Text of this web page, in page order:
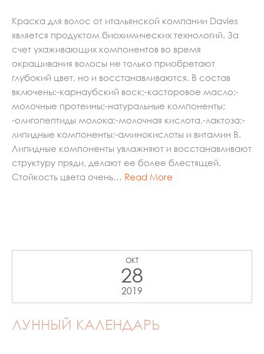
Краска для волос от итальянской компании Davies
является продуктом биохимических технологий. За
счет ухаживающих компонентов во время
окрашивания волосы не только приобретают
глубокий цвет, но и восстанавливаются. В состав
включены:-карнаубский воск;-касторовое масло;-
молочные протеины;-натуральные компоненты;
-олигопептиды молока;-молочная кислота,-лактоза;-
липидные компоненты;-аминокислоты и витамин B.
Липидные компоненты увлажняют и восстанавливают
структуру пряди, делают ее более блестящей.
Стойкость цвета очень… Read More
ОКТ
28
2019
ЛУННЫЙ КАЛЕНДАРЬ